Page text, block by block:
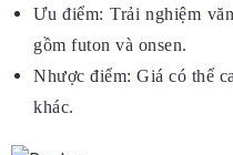
Ưu điểm: Trải nghiệm
gồm futon và onsen.
Nhược điểm: Giá có thể
khác.